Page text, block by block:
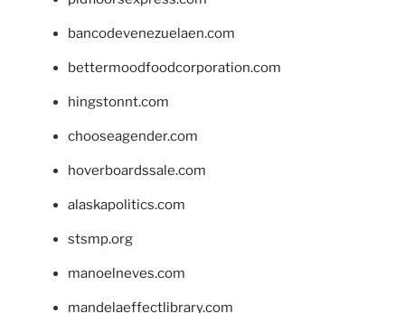
bancodevenezuelaen.com
bettermoodfoodcorporation.com
hingstonnt.com
chooseagender.com
hoverboardssale.com
alaskapolitics.com
stsmp.org
manoelneves.com
mandelaeffectlibrary.com